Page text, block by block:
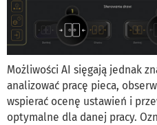
Możliwości AI sięgają jednak
analizować pracę pieca,
wspierać ocenę ustawień i
optymalne dla danej pracy.